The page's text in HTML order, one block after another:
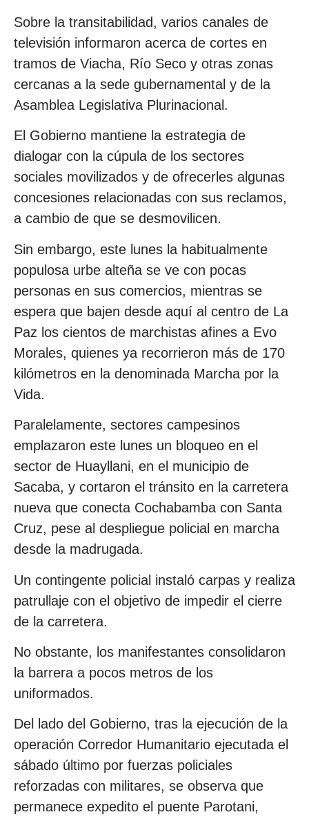
Sobre la transitabilidad, varios canales de
televisión informaron acerca de cortes en
tramos de Viacha, Río Seco y otras zonas
cercanas a la sede gubernamental y de la
Asamblea Legislativa Plurinacional.
El Gobierno mantiene la estrategia de
dialogar con la cúpula de los sectores
sociales movilizados y de ofrecerles algunas
concesiones relacionadas con sus reclamos,
a cambio de que se desmovilicen.
Sin embargo, este lunes la habitualmente
populosa urbe alteña se ve con pocas
personas en sus comercios, mientras se
espera que bajen desde aquí al centro de La
Paz los cientos de marchistas afines a Evo
Morales, quienes ya recorrieron más de 170
kilómetros en la denominada Marcha por la
Vida.
Paralelamente, sectores campesinos
emplazaron este lunes un bloqueo en el
sector de Huayllani, en el municipio de
Sacaba, y cortaron el tránsito en la carretera
nueva que conecta Cochabamba con Santa
Cruz, pese al despliegue policial en marcha
desde la madrugada.
Un contingente policial instaló carpas y realiza
patrullaje con el objetivo de impedir el cierre
de la carretera.
No obstante, los manifestantes consolidaron
la barrera a pocos metros de los
uniformados.
Del lado del Gobierno, tras la ejecución de la
operación Corredor Humanitario ejecutada el
sábado último por fuerzas policiales
reforzadas con militares, se observa que
permanece expedito el puente Parotani,